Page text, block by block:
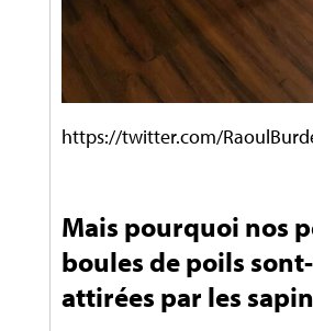
https://twitter.com/
Mais pourquoi nos
boules de poils
attirées par les